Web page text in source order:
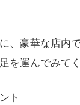
、豪華な店内
を運んでみてく
ト